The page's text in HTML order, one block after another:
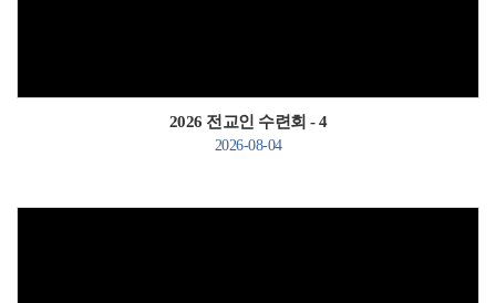
2026 전교인 수련회 - 4
2026-08-04